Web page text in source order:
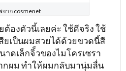
จาก cosmenet
องตัวนี้เลยค่ะ ใช้ดีจริง ใช้
ยเป็นผมสวยได้ด้วยขวดนี้สี
ดเล็กจิ็วของไมโครเซรา
กผม ทำให้ผมกลับมานุ่มลื่น